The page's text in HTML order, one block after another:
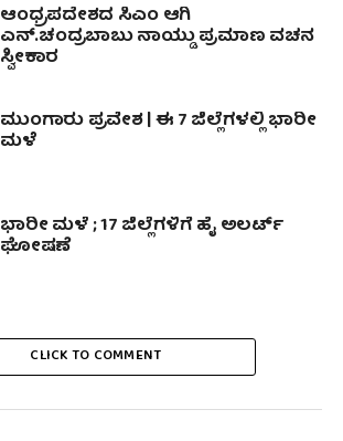
ಆಂಧ್ರಪದೇಶದ ಸಿಎಂ ಆಗಿ
ಎನ್.ಚಂದ್ರಬಾಬು ನಾಯ್ಡು ಪ್ರಮಾಣ ವಚನ
ಸ್ವೀಕಾರ
ಮುಂಗಾರು ಪ್ರವೇಶ | ಈ 7 ಜಿಲ್ಲೆಗಳಲ್ಲಿ ಭಾರೀ
ಮಳೆ
ಭಾರೀ ಮಳೆ ; 17 ಜಿಲ್ಲೆಗಳಿಗೆ ಹೈ ಅಲರ್ಟ್
ಘೋಷಣೆ
CLICK TO COMMENT